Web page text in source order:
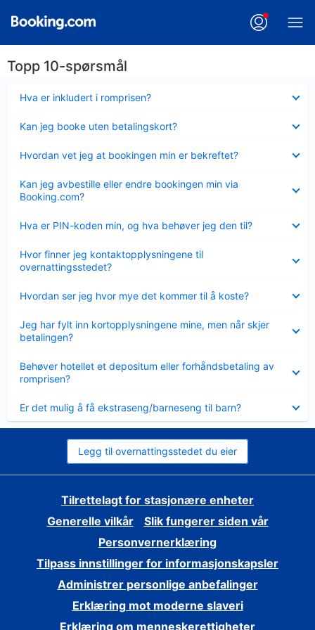
Topp 10-spørsmål
Hva er inkludert i romprisen?
mindre
Kan jeg booke uten betalingskort?
mindre
Hvordan vet jeg at bookingen min er bekreftet?
mindre
Kan jeg avbestille eller endre bookingen min via
Booking.com?
mindre
Hva er PIN-koden min, og hva behøver jeg den til?
mindre
Hvor finner jeg kontaktopplysningene til
overnattingsstedet?
mindre
Hvordan ser jeg hvor mye det kommer til å koste?
mindre
Jeg har fylt inn kortopplysningene mine, men når skjer
betalingen?
mindre
Behøver hotellet et depositum eller forhåndsbetaling av
romprisen?
mindre
Er det mulig å få ekstraseng/barneseng til barn?
mindre
Legg til overnattingsstedet du eier
Tilrettelagt for stasjonære enheter
Generelle vilkår
Slik fungerer siden vår
Personvernerklæring
Tilpass innstillinger for informasjonskapsler
Administrer personlige anbefalinger
Erklæring mot moderne slaveri
Erklæring om menneskerettigheter